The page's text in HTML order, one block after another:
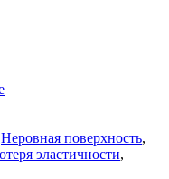
Неровная поверхность,
эластичности,